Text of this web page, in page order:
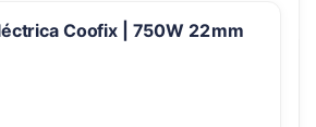
Coofix | 750W 22 mm